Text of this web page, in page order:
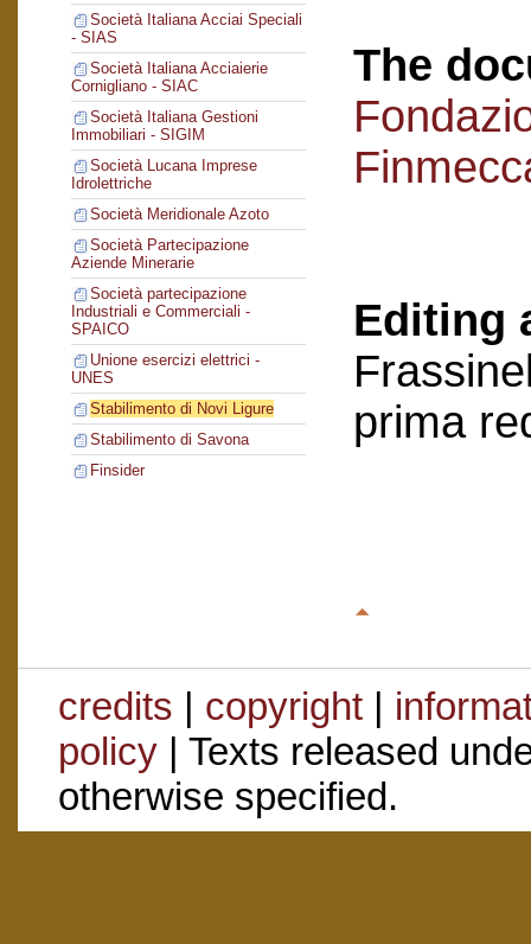
Società Italiana Acciai Speciali
- SIAS
Società Italiana Acciaierie
Cornigliano - SIAC
Società Italiana Gestioni
Immobiliari - SIGIM
Società Lucana Imprese
Idrolettriche
Società Meridionale Azoto
Società Partecipazione
Aziende Minerarie
Società partecipazione
Industriali e Commerciali -
SPAICO
Unione esercizi elettrici -
UNES
Stabilimento di Novi Ligure
Stabilimento di Savona
Finsider
The
Editing
prima
credits | copyright|
policy| Texts released
otherwise specified.